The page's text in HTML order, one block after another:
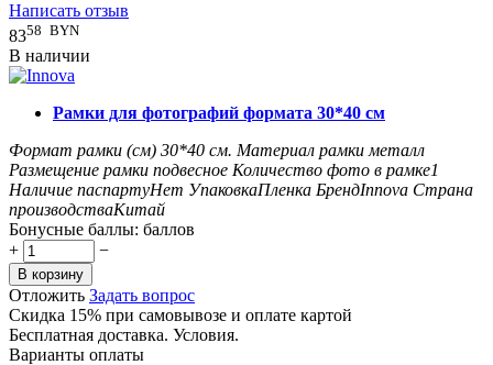
Написать отзыв
8358 BYN
В наличии
Рамки для фотографий формата 30*40 см
Формат рамки (см) 30*40 см. Материал рамки металл
Размещение рамки подвесное Количество фото в рамке1
Наличие паспартуНет УпаковкаПленка БрендInnova Страна
производстваКитай
Бонусные баллы: баллов
+
−
В корзину
Отложить Задать вопрос
Скидка 15% при самовывозе и оплате картой
Бесплатная доставка. Условия.
Варианты оплаты